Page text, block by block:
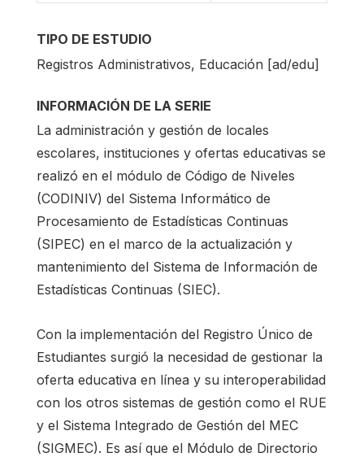
TIPO DE ESTUDIO
Registros Administrativos, Educación [ad/edu]
INFORMACIÓN DE LA SERIE
La administración y gestión de locales
escolares, instituciones y ofertas educativas se
realizó en el módulo de Código de Niveles
(CODINIV) del Sistema Informático de
Procesamiento de Estadísticas Continuas
(SIPEC) en el marco de la actualización y
mantenimiento del Sistema de Información de
Estadísticas Continuas (SIEC).
Con la implementación del Registro Único de
Estudiantes surgió la necesidad de gestionar la
oferta educativa en línea y su interoperabilidad
con los otros sistemas de gestión como el RUE
y el Sistema Integrado de Gestión del MEC
(SIGMEC). Es así que el Módulo de Directorio